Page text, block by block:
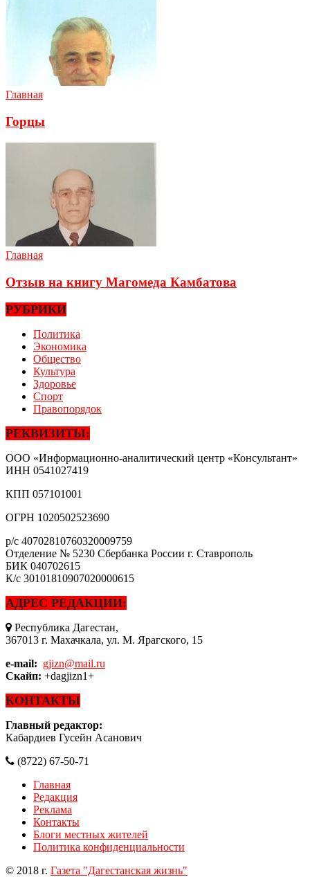
Главная
Горцы
Главная
Отзыв на книгу Магомеда Камбатова
РУБРИКИ
Политика
Экономика
Общество
Культура
Здоровье
Спорт
Правопорядок
РЕКВИЗИТЫ:
ООО «Информационно-аналитический центр «Консультант»
ИНН 0541027419
КПП 057101001
ОГРН 1020502523690
р/с 40702810760320009759
Отделение № 5230 Сбербанка России г. Ставрополь
БИК 040702615
К/с 30101810907020000615
АДРЕС РЕДАКЦИИ:
Республика Дагестан,
367013 г. Махачкала, ул. М. Ярагского, 15
e-mail: gjizn@mail.ru
Скайп: +dagjizn1+
КОНТАКТЫ
Главный редактор:
Кабардиев Гусейн Асанович
(8722) 67-50-71
Главная
Редакция
Реклама
Контакты
Блоги местных жителей
Политика конфиденциальности
© 2018 г. Газета "Дагестанская жизнь"